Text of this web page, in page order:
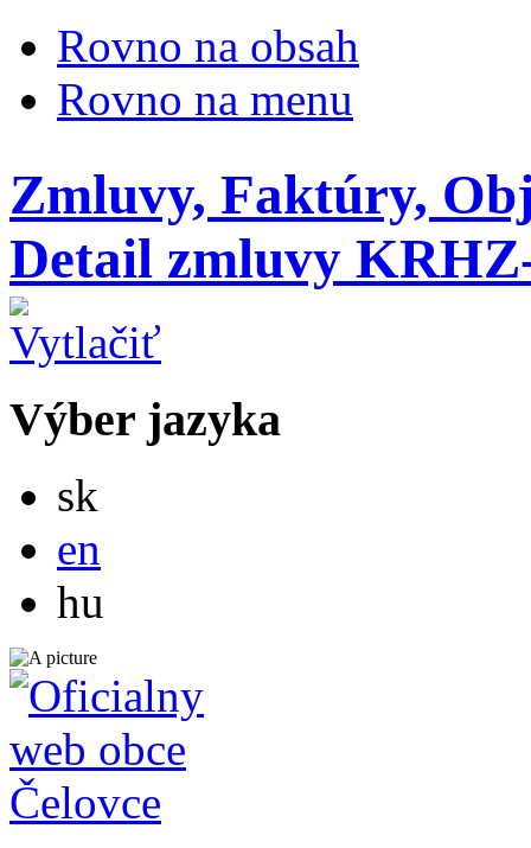
Rovno na obsah
Rovno na menu
Zmluvy, Faktúry,
Detail zmluvy
Výber jazyka
sk
en
hu